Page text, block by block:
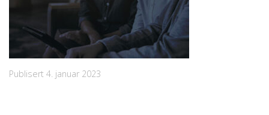
Publisert 4. januar 2023